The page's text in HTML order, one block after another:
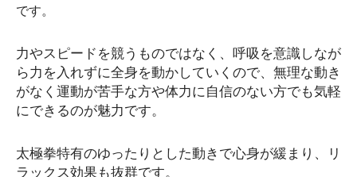
です。
力やスピードを競うものではなく、呼吸を意識しなが
ら力を入れずに全身を動かしていくので、無理な動き
がなく運動が苦手な方や体力に自信のない方でも気軽
にできるのが魅力です。
太極拳特有のゆったりとした動きで心身が緩まり、リ
ラックス効果も抜群です。